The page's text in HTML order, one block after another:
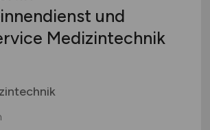
und
Medizintechnik